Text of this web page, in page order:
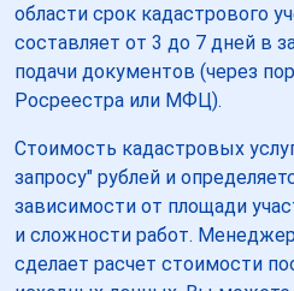
области срок кадастрового
составляет от 3 до 7 дней в
подачи документов (через
Росреестра или МФЦ).
Стоимость кадастровых
запросу" рублей и
зависимости от площади
и сложности работ.
сделает расчет стоимости